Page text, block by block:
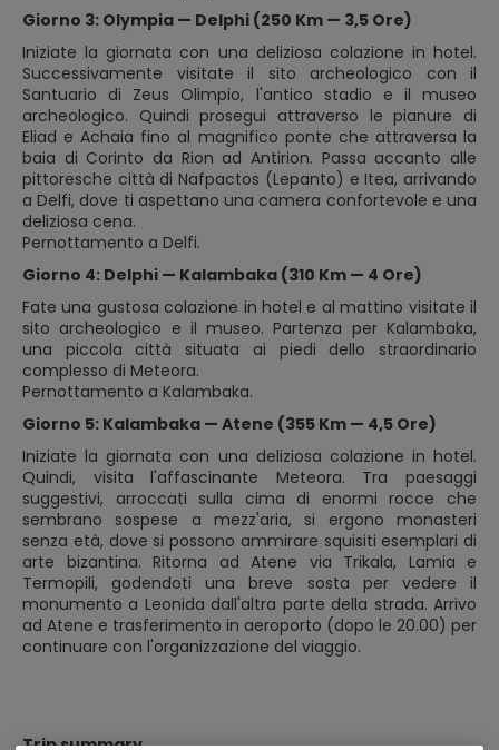
Giorno 3: Olympia — Delphi (250 Km — 3,5 Ore)
Iniziate la giornata con una deliziosa colazione in hotel.
Successivamente visitate il sito archeologico con il
Santuario di Zeus Olimpio, l'antico stadio e il museo
archeologico. Quindi prosegui attraverso le pianure di
Eliad e Achaia fino al magnifico ponte che attraversa la
baia di Corinto da Rion ad Antirion. Passa accanto alle
pittoresche città di Nafpactos (Lepanto) e Itea, arrivando
a Delfi, dove ti aspettano una camera confortevole e una
deliziosa cena.
Pernottamento a Delfi.
Giorno 4: Delphi — Kalambaka (310 Km — 4 Ore)
Fate una gustosa colazione in hotel e al mattino visitate il
sito archeologico e il museo. Partenza per Kalambaka,
una piccola città situata ai piedi dello straordinario
complesso di Meteora.
Pernottamento a Kalambaka.
Giorno 5: Kalambaka — Atene (355 Km — 4,5 Ore)
Iniziate la giornata con una deliziosa colazione in hotel.
Quindi, visita l'affascinante Meteora. Tra paesaggi
suggestivi, arroccati sulla cima di enormi rocce che
sembrano sospese a mezz'aria, si ergono monasteri
senza età, dove si possono ammirare squisiti esemplari di
arte bizantina. Ritorna ad Atene via Trikala, Lamia e
Termopili, godendoti una breve sosta per vedere il
monumento a Leonida dall'altra parte della strada. Arrivo
ad Atene e trasferimento in aeroporto (dopo le 20.00) per
continuare con l'organizzazione del viaggio.
Trip summary